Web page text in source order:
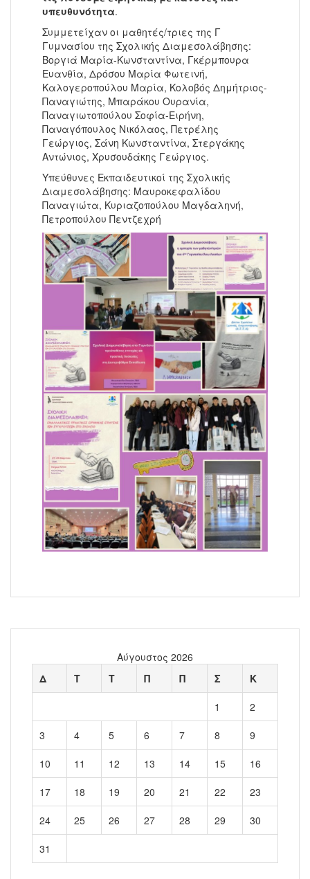
υπευθυνότητα.
Συμμετείχαν οι μαθητές/τριες της Γ
Γυμνασίου της Σχολικής Διαμεσολάβησης:
Βοργιά Μαρία-Κωνσταντίνα, Γκέρμπουρα
Ευανθία, Δρόσου Μαρία Φωτεινή,
Καλογεροπούλου Μαρία, Κολοβός Δημήτριος-
Παναγιώτης, Μπαράκου Ουρανία,
Παναγιωτοπούλου Σοφία-Ειρήνη,
Παναγόπουλος Νικόλαος, Πετρέλης
Γεώργιος, Σάνη Κωνσταντίνα, Στεργάκης
Αντώνιος, Χρυσουδάκης Γεώργιος.
Υπεύθυνες Εκπαιδευτικοί της Σχολικής
Διαμεσολάβησης: Μαυροκεφαλίδου
Παναγιώτα, Κυριαζοπούλου Μαγδαληνή,
Πετροπούλου Πεντζεχρή
Αύγουστος 2026
Δ
Τ Τ Π Π Σ Κ
1 2
3 4 5 6 7 8 9
10 11 12 13 14 15 16
17 18 19 20 21 22 23
24 25 26 27 28 29 30
31